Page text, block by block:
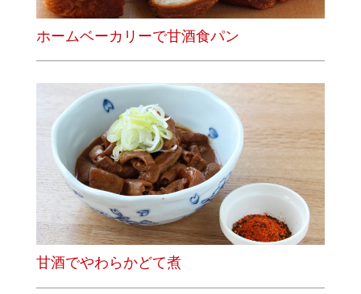
ホームベーカリーで甘酒食パン
甘酒でやわらかどて煮